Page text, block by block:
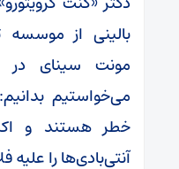
بالینی از موسسه
مونت سینای در
می‌خواستیم
خطر هستند و
آنتی‌بادی‌ها را علیه